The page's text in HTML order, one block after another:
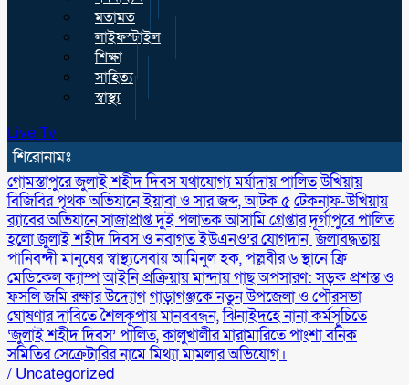
মতামত
লাইফস্টাইল
শিক্ষা
সাহিত্য
স্বাস্থ্য
Live Tv
শিরোনামঃ
গোমস্তাপুরে জুলাই শহীদ দিবস যথাযোগ্য মর্যাদায় পালিতউখিয়ায়
বিজিবির পৃথক অভিযানে ইয়াবা ও সার জব্দ, আটক ৫টেকনাফ-উখিয়ায়
র‌্যাবের অভিযানে সাজাপ্রাপ্ত দুই পলাতক আসামি গ্রেপ্তার‎দূর্গাপুরে পালিত
হলো জুলাই শহীদ দিবস ও নবাগত ইউএনও’র যোগদান ‎ জলাবদ্ধতায়
পানিবন্দী মানুষের স্বাস্থ্যসেবায় আমিনুল হক, পল্লবীর ৬ স্থানে ফ্রি
মেডিকেল ক্যাম্পআইনি প্রক্রিয়ায় মান্দায় গাছ অপসারণ: সড়ক প্রশস্ত ও
ফসলি জমি রক্ষার উদ্যোগগাড়াগঞ্জকে নতুন উপজেলা ও পৌরসভা
ঘোষণার দাবিতে শৈলকূপায় মানববন্ধন,ঝিনাইদহে নানা কর্মসূচিতে
‘জুলাই শহীদ দিবস’ পালিত,কালুখালীর মারামারিতে পাংশা বনিক
সমিতির সেক্রেটারির নামে মিথ্যা মামলার অভিযোগ।
/ Uncategorized